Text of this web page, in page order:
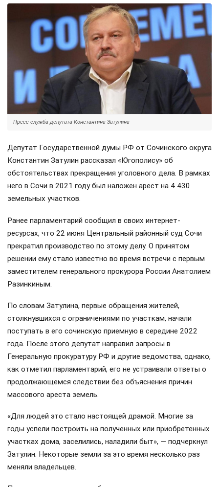
Пресс-служба депутата Константина Затулина
Депутат Государственной думы РФ от Сочинского округа
Константин Затулин рассказал «Югополису» об
обстоятельствах прекращения уголовного дела. В рамках
него в Сочи в 2021 году был наложен арест на 4 430
земельных участков.
Ранее парламентарий сообщил в своих интернет-
ресурсах, что 22 июня Центральный районный суд Сочи
прекратил производство по этому делу. О принятом
решении ему стало известно во время встречи с первым
заместителем генерального прокурора России Анатолием
Разинкиным.
По словам Затулина, первые обращения жителей,
столкнувшихся с ограничениями по участкам, начали
поступать в его сочинскую приемную в середине 2022
года. После этого депутат направил запросы в
Генеральную прокуратуру РФ и другие ведомства, однако,
как отметил парламентарий, его не устраивали ответы о
продолжающемся следствии без объяснения причин
массового ареста земель.
«Для людей это стало настоящей драмой. Многие за
годы успели построить на полученных или приобретенных
участках дома, заселились, наладили быт», — подчеркнул
Затулин. Некоторые земли за это время несколько раз
меняли владельцев.